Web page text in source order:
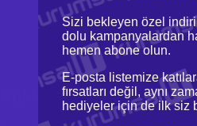
Sizi bekleyen özel
dolu kampanyalardan
hemen abone olun.
E-posta listemize
fırsatları değil, aynı
hediyeler için de ilk siz